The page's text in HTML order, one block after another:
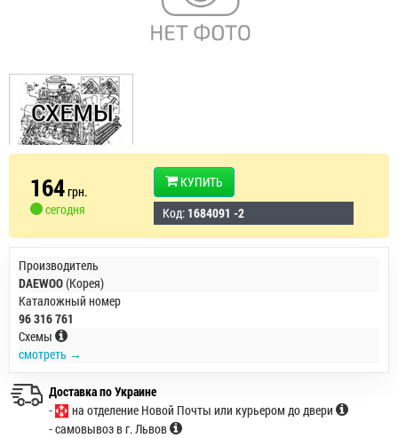
164грн.
сегодня
КУПИТЬ
Код: 1684091 -2
Производитель
DAEWOO(Корея)
Каталожный номер
96 316 761
Схемы
смотреть →
Доставка по Украине
-
на отделение Новой Почты или курьером до двери
- самовывоз в г. Львов